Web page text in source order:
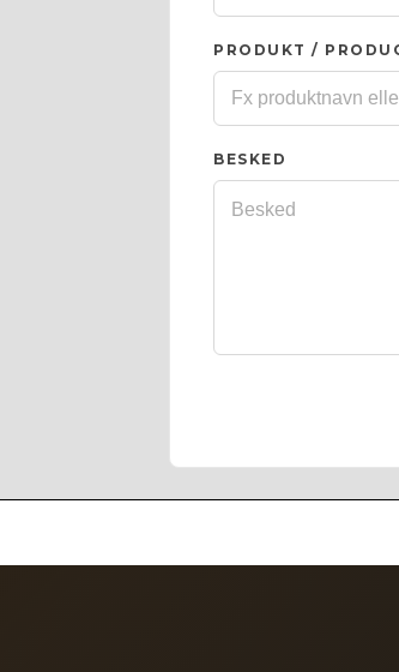
PRODUKT /
BESKED